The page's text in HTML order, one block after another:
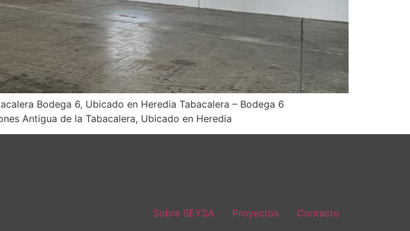
Bodega 6, Ubicado en Heredia Tabacalera – Bodega 6
Antigua de la Tabacalera, Ubicado en Heredia
Sobre SEYSA Proyectos Contacto